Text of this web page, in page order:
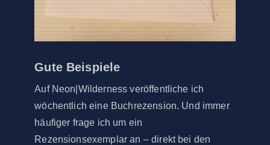
Gute Beispiele
Auf Neon|Wilderness veröffentliche ich
wöchentlich eine Buchrezension. Und immer
häufiger frage ich um ein
Rezensionsexemplar an – direkt bei den